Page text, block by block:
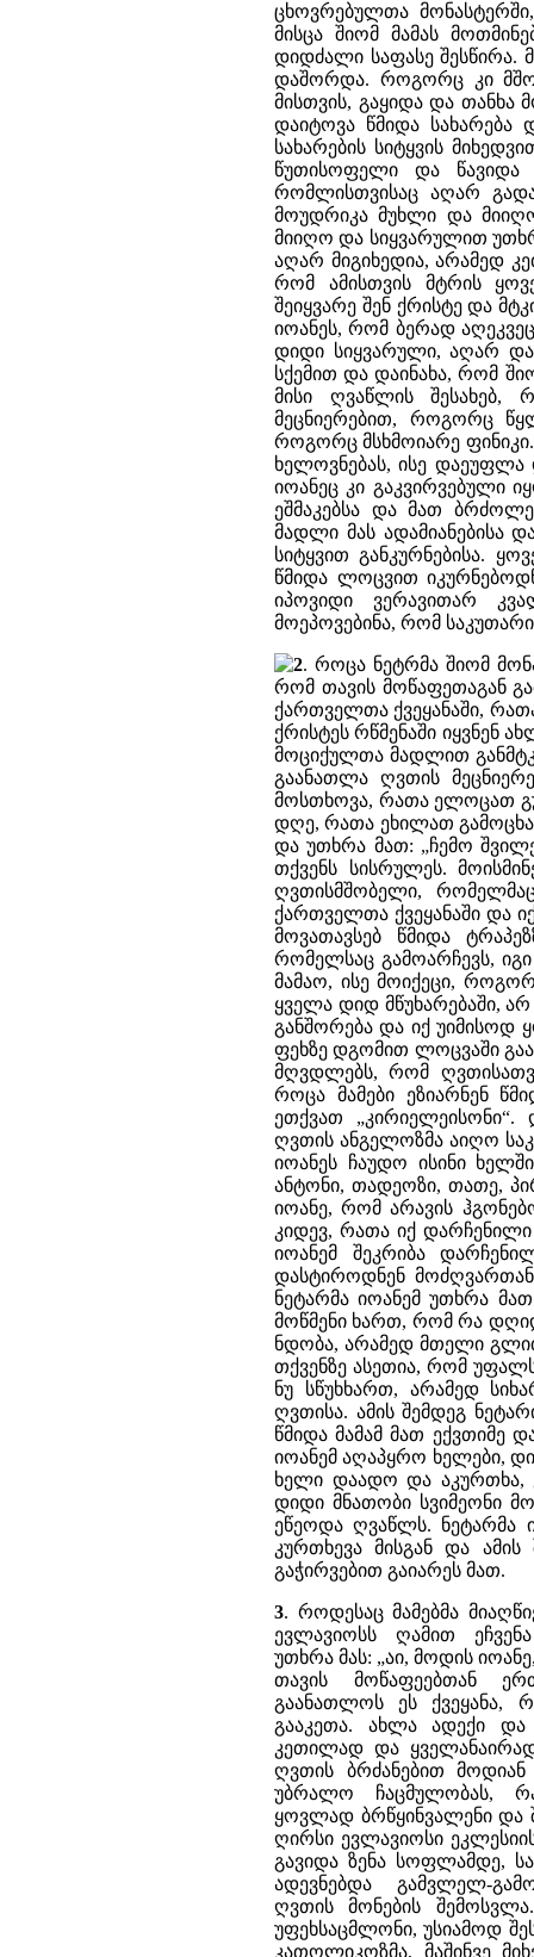
ცხოვრებულთა
მისცა შიომ მამას
დიდძალი საფასე შესწირა.
დაშორდა. როგორც კი
მისთვის, გაყიდა და
დაიტოვა წმიდა სახარება
სახარების სიტყვის
წუთისოფელი და
რომლისთვისაც აღარ
მოუდრიკა მუხლი და
მიიღო და სიყვარულით
აღარ მიგიხედია, არამედ
რომ ამისთვის მტრის
შეიყვარე შენ ქრისტე და
იოანეს, რომ ბერად
დიდი სიყვარული, აღარ
სქემით და დაინახა, რომ
მისი ღვაწლის
მეცნიერებით, როგორც
როგორც მსხმოიარე
ხელოვნებას, ისე დაეუფლა
იოანეც კი გაკვირვებული
ეშმაკებსა და მათ
მადლი მას ადამიანებისა
სიტყვით განკურნებისა.
წმიდა ლოცვით
იპოვიდი ვერავითარ
მოეპოვებინა, რომ
2. როცა ნეტრმა შიომ
რომ თავის მოწაფეთაგან
ქართველთა ქვეყანაში,
ქრისტეს რწმენაში იყვნენ
მოციქულთა მადლით
გაანათლა ღვთის
მოსთხოვა, რათა ელოცათ
დღე, რათა ეხილათ
და უთხრა მათ: „ჩემო
თქვენს სისრულეს.
ღვთისმშობელი,
ქართველთა ქვეყანაში და
მოვათავსებ წმიდა
რომელსაც გამოარჩევს,
მამაო, ისე მოიქეცი,
ყველა დიდ მწუხარებაში,
განშორება და იქ
ფეხზე დგომით ლოცვაში
მღვდლებს, რომ
როცა მამები ეზიარნენ
ეთქვათ
ღვთის ანგელოზმა აიღო
იოანეს ჩაუდო ისინი
ანტონი, თადეოზი, თათე,
იოანე, რომ არავის
კიდევ, რათა იქ დარჩენილი
იოანემ შეკრიბა
დასტიროდნენ
ნეტარმა იოანემ უთხრა
მოწმენი ხართ, რომ რა
ნდობა, არამედ მთელი
თქვენზე ასეთია, რომ
ნუ სწუხხართ, არამედ
ღვთისა. ამის შემდეგ
წმიდა მამამ მათ ექვთიმე
იოანემ აღაპყრო ხელები,
ხელი დაადო და
დიდი მნათობი სვიმეონი
ეწეოდა ღვაწლს. ნეტარმა
კურთხევა მისგან და
გაჭირვებით გაიარეს მათ.
3. როდესაც მამებმა
ევლავიოსს ღამით
უთხრა მას: „აი, მოდის
თავის მოწაფეებთან
გაანათლოს ეს ქვეყანა,
გააკეთა. ახლა ადექი
კეთილად და
ღვთის ბრძანებით
უბრალო ჩაცმულობას,
ყოვლად ბრწყინვალენი და
ღირსი ევლავიოსი
გავიდა ზენა სოფლამდე,
ადევნებდა გამვლელ-
ღვთის მონების
უფეხსაცმლონი, უსიამოდ
კათოლიკოზმა, მაშინვე